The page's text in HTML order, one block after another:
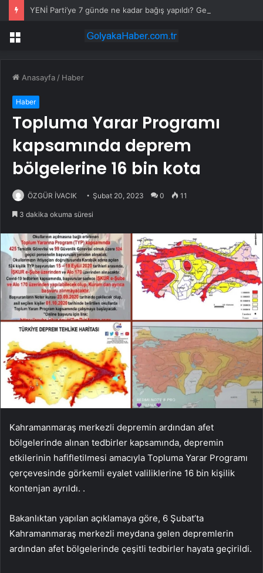
Menü
Anasayfa / Haber
Haber
Topluma Yarar Programı
kapsamında deprem
bölgelerine 16 bin kota
ÖZGÜR İVACIK Şubat 20, 2023 0 11
3 dakika okuma süresi
Kahramanmaraş merkezli depremin ardından afet
bölgelerinde alınan tedbirler kapsamında, depremin
etkilerinin hafifletilmesi amacıyla Topluma Yarar Programı
çerçevesinde görkemli eyalet valiliklerine 16 bin kişilik
kontenjan ayrıldı. .
Bakanlıktan yapılan açıklamaya göre, 6 Şubat’ta
Kahramanmaraş merkezli meydana gelen depremlerin
ardından afet bölgelerinde çeşitli tedbirler hayata geçirildi.